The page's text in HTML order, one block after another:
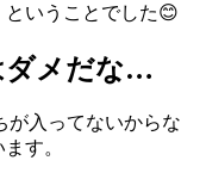
いうことでした😊
ダメだな…
が入ってないからな
す。